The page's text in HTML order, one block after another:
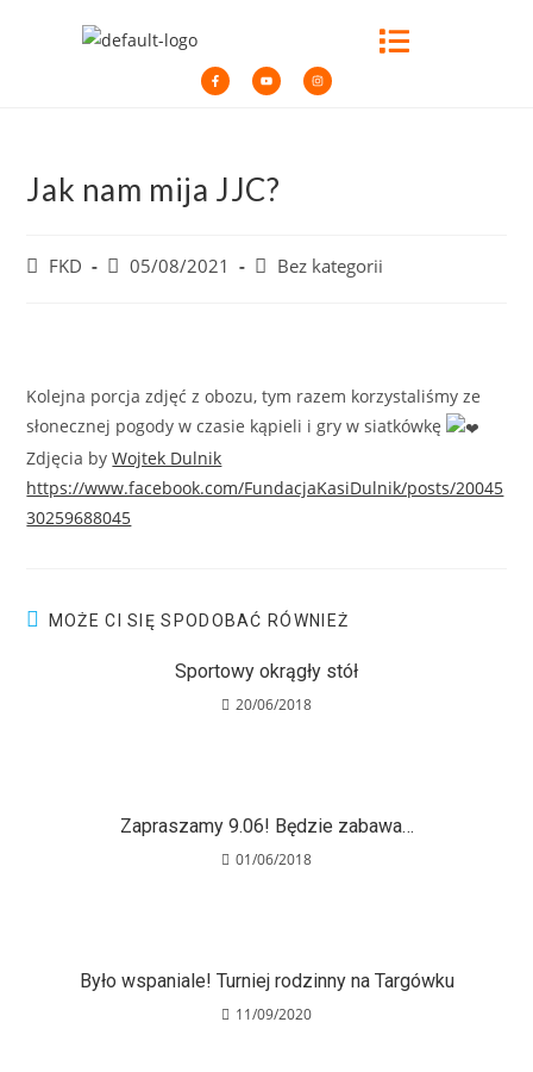
Jak nam mija JJC?
FKD 05/08/2021 Bez kategorii
Kolejna porcja zdjęć z obozu, tym razem korzystaliśmy ze
słonecznej pogody w czasie kąpieli i gry w siatkówkę
Zdjęcia byWojtek Dulnik
https://www.facebook.com/FundacjaKasiDulnik/posts/20045
30259688045
MOŻE CI SIĘ SPODOBAĆ RÓWNIEŻ
Sportowy okrągły stół
20/06/2018
Zapraszamy 9.06! Będzie zabawa…
01/06/2018
Było wspaniale! Turniej rodzinny na Targówku
11/09/2020